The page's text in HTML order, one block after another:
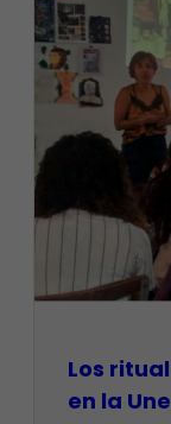
Los
en la